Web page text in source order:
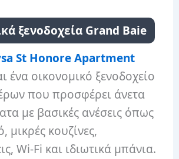
ξενοδοχεία Grand Baie
St Honore Apartment
ένα οικονομικό ξενοδοχείο
που προσφέρει άνετα
με βασικές ανέσεις όπως
μικρές κουζίνες,
Wi-Fi και ιδιωτικά μπάνια.